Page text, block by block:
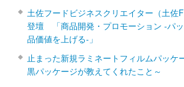
土佐フードビジネスクリエイター（土佐
登壇 「商品開発・プロモーション ‐パ
品価値を上げる‐」
止まった新規ラミネートフィルムパッケ
黒パッケージが教えてくれたこと～